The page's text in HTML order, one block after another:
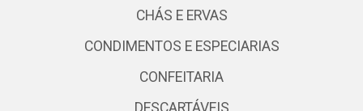
CHÁS E ERVAS
CONDIMENTOS E ESPECIARIAS
CONFEITARIA
DESCARTÁVEIS